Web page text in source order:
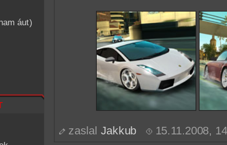
áut)
zaslal Jakkub 15.11.2008,